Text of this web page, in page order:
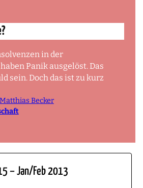
in der
Panik ausgelöst. Das
sein. Doch das ist zu kurz
Matthias Becker
– Jan/Feb 2013